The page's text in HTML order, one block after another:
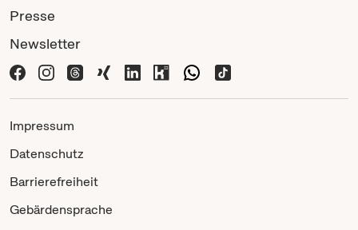
Presse
Newsletter
Impressum
Datenschutz
Barrierefreiheit
Gebärdensprache